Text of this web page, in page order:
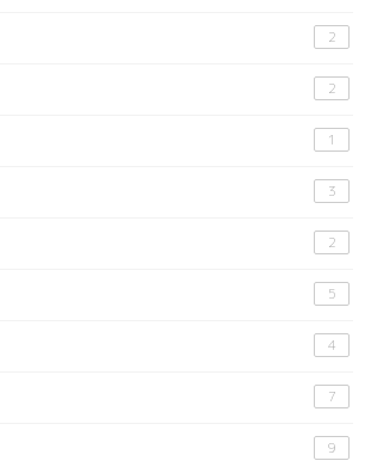
2
2
1
3
2
5
4
7
9